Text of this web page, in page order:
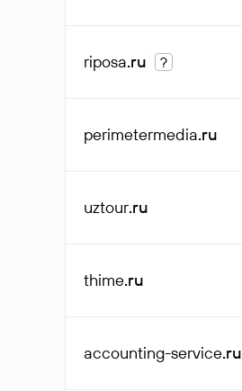
riposa.ru ?
perimetermedia.ru
uztour.ru
thime.ru
accounting-service.ru